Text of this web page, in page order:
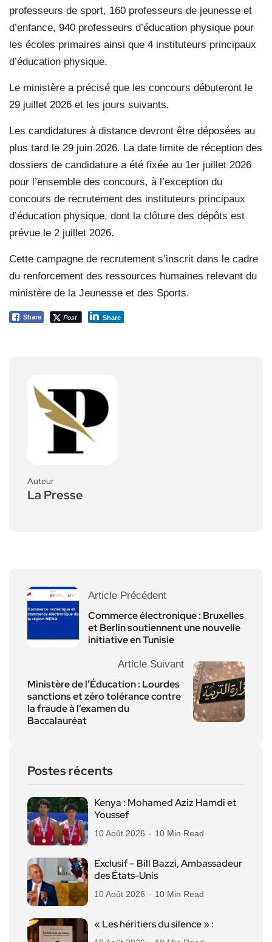
professeurs de sport, 160 professeurs de jeunesse et
d’enfance, 940 professeurs d’éducation physique pour
les écoles primaires ainsi que 4 instituteurs principaux
d’éducation physique.
Le ministère a précisé que les concours débuteront le
29 juillet 2026 et les jours suivants.
Les candidatures à distance devront être déposées au
plus tard le 29 juin 2026. La date limite de réception des
dossiers de candidature a été fixée au 1er juillet 2026
pour l’ensemble des concours, à l’exception du
concours de recrutement des instituteurs principaux
d’éducation physique, dont la clôture des dépôts est
prévue le 2 juillet 2026.
Cette campagne de recrutement s’inscrit dans le cadre
du renforcement des ressources humaines relevant du
ministère de la Jeunesse et des Sports.
Share Post Share
Auteur
La Presse
Article Précédent
Commerce électronique : Bruxelles
et Berlin soutiennent une nouvelle
initiative en Tunisie
Article Suivant
Ministère de l’Éducation : Lourdes
sanctions et zéro tolérance contre
la fraude à l’examen du
Baccalauréat
Postes récents
Kenya : Mohamed Aziz Hamdi et
Youssef
10 Août 2026 10 Min Read
Exclusif – Bill Bazzi, Ambassadeur
des États-Unis
10 Août 2026 10 Min Read
« Les héritiers du silence » :